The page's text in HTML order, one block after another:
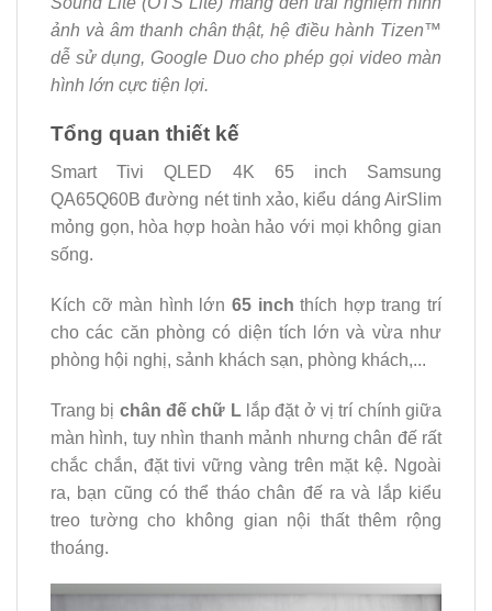
ảnh và âm thanh chân thật, hệ điều hành Tizen™
dễ sử dụng, Google Duo cho phép gọi video màn
hình lớn cực tiện lợi.
Tổng quan thiết kế
Smart Tivi QLED 4K 65 inch Samsung
QA65Q60B đường nét tinh xảo, kiểu dáng AirSlim
mỏng gọn, hòa hợp hoàn hảo với mọi không gian
sống.
Kích cỡ màn hình lớn 65 inchthích hợp trang trí
cho các căn phòng có diện tích lớn và vừa như
phòng hội nghị, sảnh khách sạn, phòng khách,...
Trang bị chân đế chữ Llắp đặt ở vị trí chính giữa
màn hình, tuy nhìn thanh mảnh nhưng chân đế rất
chắc chắn, đặt ​tivi vững vàng trên mặt kệ. Ngoài
ra, bạn cũng có thể tháo chân đế ra và lắp kiểu
treo tường cho không gian nội thất thêm rộng
thoáng.